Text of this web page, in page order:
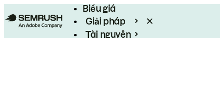
Biểu giá
Giải pháp
Tài nguyên